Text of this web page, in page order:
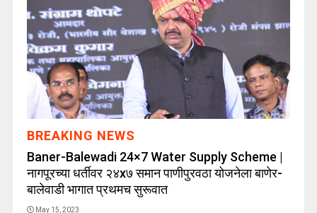
BREAKING NEWS
Baner-Balewadi 24×7 Water Supply Scheme |
नागपूरच्या धर्तीवर २४x७ समान पाणीपुरवठा योजनेला बाणेर-
बालेवाडी भागात प्रथमच सुरूवात
May 15, 2023